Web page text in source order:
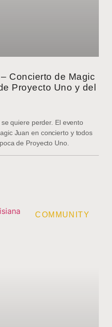
Concierto de Magic
Proyecto Uno y del
quiere perder. El evento
Juan en concierto y todos
de Proyecto Uno.
COMMUNITY